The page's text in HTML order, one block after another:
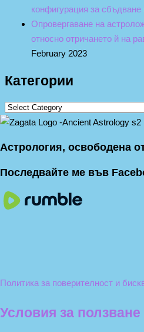
конфигурация за
Опровергаване на
относно отричането й на
February 2023
Категории
Астрология, освободена
Последвайте ме във
Политика за поверителност и
Условия за ползване